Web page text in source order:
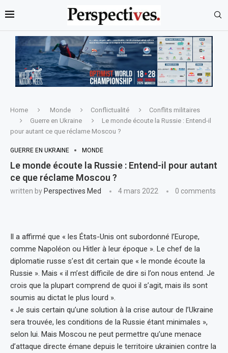
Home Monde Conflictualité
Conflits militaires
Guerre en Ukraine
Le monde écoute la Russie : Entend-il
pour autant ce que réclame Moscou ?
GUERRE EN UKRAINE MONDE
Le monde écoute la Russie : Entend-il pour autant
ce que réclame Moscou ?
written by Perspectives Med 4 mars 2022 0 comments
Il a affirmé que « les États-Unis ont subordonné l’Europe,
comme Napoléon ou Hitler à leur époque ». Le chef de la
diplomatie russe s’est dit certain que « le monde écoute la
Russie ». Mais « il m’est difficile de dire si l’on nous entend. Je
crois que la plupart comprend de quoi il s’agit, mais ils sont
soumis au dictat le plus lourd ».
« Je suis certain qu’une solution à la crise autour de l’Ukraine
sera trouvée, les conditions de la Russie étant minimales »,
selon lui. Mais Moscou ne peut permettre qu’une menace
d’attaque directe émane depuis le territoire ukrainien contre la